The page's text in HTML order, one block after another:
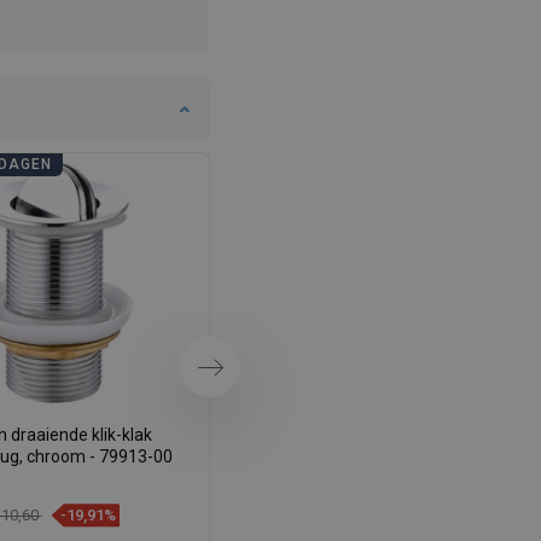
draaiende klik-klak
chroom - 79913-00
-19,91%
Volgende
PORTUGUESE